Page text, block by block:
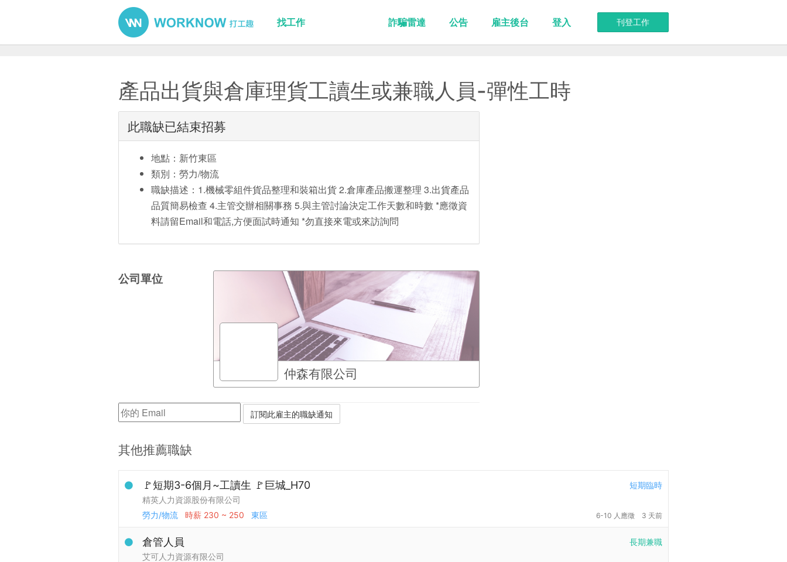
刊登工作
找工作 詐騙雷達 公告 雇主後台 登入
產品出貨與倉庫理貨工讀生或兼職人員-彈性工時
此職缺已結束招募
地點：新竹東區
類別：勞力/物流
職缺描述：1.機械零組件貨品整理和裝箱出貨 2.倉庫產品搬運整理 3.出貨產品
品質簡易檢查 4.主管交辦相關事務 5.與主管討論決定工作天數和時數 *應徵資
料請留Email和電話,方便面試時通知 *勿直接來電或來訪詢問
公司單位
仲森有限公司
其他推薦職缺
短期臨時
🚩短期3-6個月~工讀生 🚩巨城_H70
精英人力資源股份有限公司
勞力/物流
時薪 230 ~ 250 東區 6-10 人應徵 3 天前
長期兼職
倉管人員
艾可人力資源有限公司